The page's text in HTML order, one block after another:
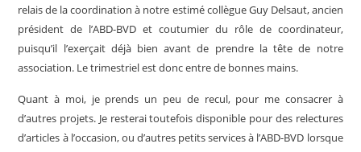
relais de la coordination à notre estimé collègue Guy Delsaut, ancien
président de l’ABD-BVD et coutumier du rôle de coordinateur,
puisqu’il l’exerçait déjà bien avant de prendre la tête de notre
association. Le trimestriel est donc entre de bonnes mains.
Quant à moi, je prends un peu de recul, pour me consacrer à
d’autres projets. Je resterai toutefois disponible pour des relectures
d’articles à l’occasion, ou d’autres petits services à l’ABD-BVD lorsque